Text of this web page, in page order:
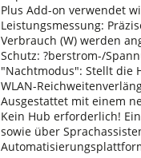
Plus Add-on verwendet
Leistungsmessung:
Verbrauch (W) werden
Schutz: ?berstrom-/
"Nachtmodus": Stellt die
WLAN-
Ausgestattet mit einem
Kein Hub erforderlich!
sowie über